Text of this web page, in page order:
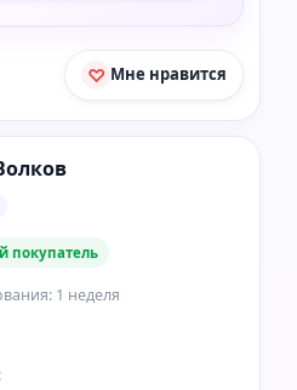
Мне нравится
покупатель
1 неделя